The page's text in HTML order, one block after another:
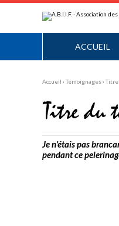
au
contenu.
Aller
personnels
ACCUEIL
Accueil ›Témoignages›Titre
Titre du
Je n'étais pas
pendant ce